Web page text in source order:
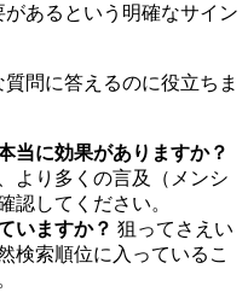
あるという明確なサイン
問に答えるのに役立ちま
当に効果がありますか？
より多くの言及（メンシ
認してください。
いますか？ 狙ってさえい
検索順位に入っているこ